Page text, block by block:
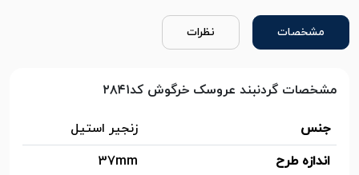
مشخصات نظرات
مشخصات گردنبند عروسک خرگوش کد۲۸۴۱
جنس
زنجیر استیل
اندازه طرح
37mm